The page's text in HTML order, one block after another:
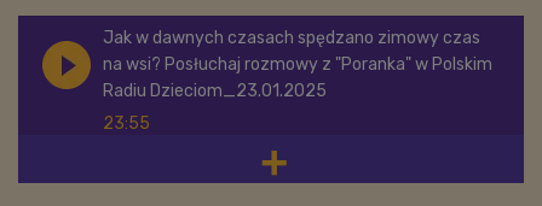
23:55
Jak w dawnych czasach spędzano zimowy czas
na wsi? Posłuchaj rozmowy z "Poranka" w Polskim
Radiu Dzieciom_23.01.2025